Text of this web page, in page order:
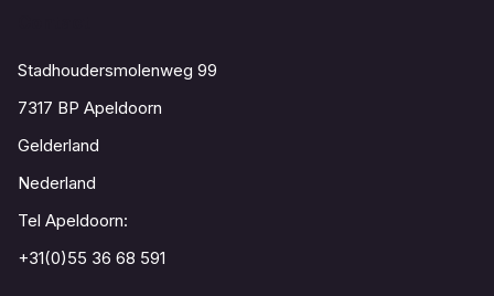
Stadhoudersmolenweg 99
7317 BP Apeldoorn
Gelderland
Nederland
Tel Apeldoorn:
+31(0)55 36 68 591